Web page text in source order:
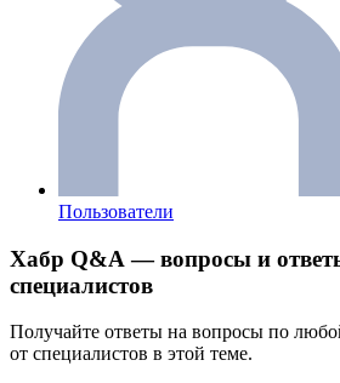
Пользователи
Хабр Q&A — вопросы и
специалистов
Получайте ответы на вопросы по
от специалистов в этой теме.